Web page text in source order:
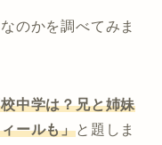
のかを調べてみま
中学は？兄と姉妹
ールも」と題しま